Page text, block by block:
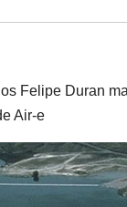
Felipe Duran
Air-e